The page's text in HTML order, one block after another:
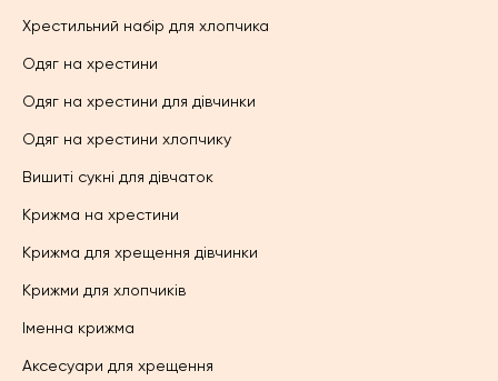
Хрестильний набір для хлопчика
Одяг на хрестини
Одяг на хрестини для дівчинки
Одяг на хрестини хлопчику
Вишиті сукні для дівчаток
Крижма на хрестини
Крижма для хрещення дівчинки
Крижми для хлопчиків
Іменна крижма
Аксесуари для хрещення